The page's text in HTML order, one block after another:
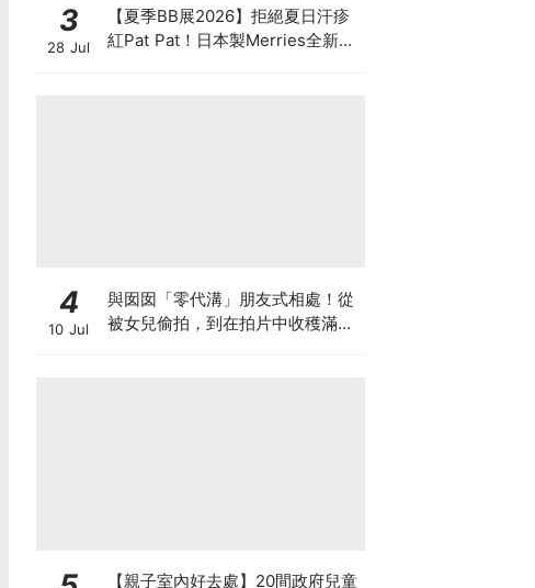
3
28 Jul
【夏季BB展2026】拒絕夏日汗疹
紅Pat Pat！日本製Merries全新超
4
10 Jul
與囡囡「零代溝」朋友式相處！從
被女兒偷拍，到在拍片中收穫滿足
【親子室內好去處】20間政府兒童